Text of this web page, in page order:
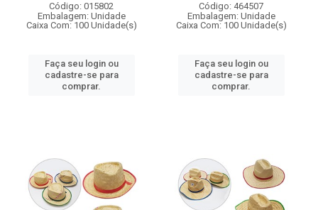
Código: 015802
Embalagem: Unidade
Caixa Com: 100 Unidade(s)
Faça seu login ou
cadastre-se para
comprar.
Código: 464507
Embalagem: Unidade
Caixa Com: 100 Unidade(s)
Faça seu login ou
cadastre-se para
comprar.